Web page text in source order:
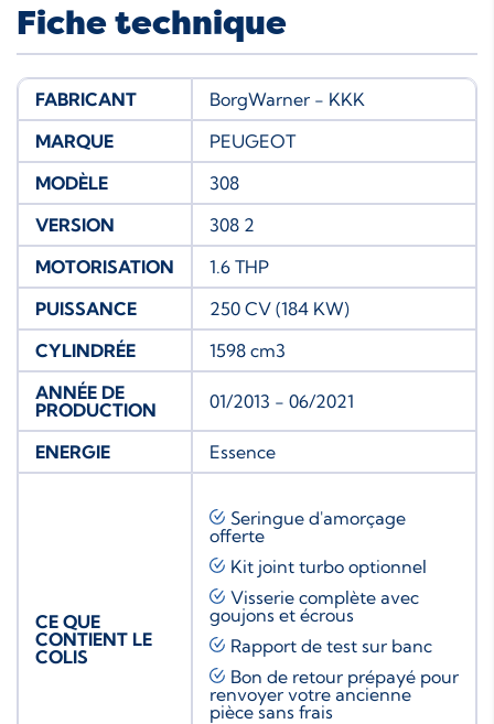
Fiche technique
FABRICANT
BorgWarner - KKK
MARQUE
PEUGEOT
MODÈLE
308
VERSION
308 2
MOTORISATION
1.6 THP
PUISSANCE
250 CV (184 KW)
CYLINDRÉE
1598 cm3
ANNÉE DE
PRODUCTION
01/2013 - 06/2021
ENERGIE Essence
CE QUE
CONTIENT LE
COLIS
Seringue d'amorçage
offerte
Kit joint turbo optionnel
Visserie complète avec
goujons et écrous
Rapport de test sur banc
Bon de retour prépayé pour
renvoyer votre ancienne
pièce sans frais